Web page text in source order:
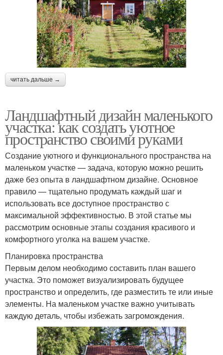
читать дальше →
Ландшафтный дизайн маленького
участка: как создать уютное
пространство своими руками
Создание уютного и функционального пространства на
маленьком участке — задача, которую можно решить
даже без опыта в ландшафтном дизайне. Основное
правило — тщательно продумать каждый шаг и
использовать все доступное пространство с
максимальной эффективностью. В этой статье мы
рассмотрим основные этапы создания красивого и
комфортного уголка на вашем участке.
Планировка пространства
Первым делом необходимо составить план вашего
участка. Это поможет визуализировать будущее
пространство и определить, где разместить те или иные
элементы. На маленьком участке важно учитывать
каждую деталь, чтобы избежать загромождения.